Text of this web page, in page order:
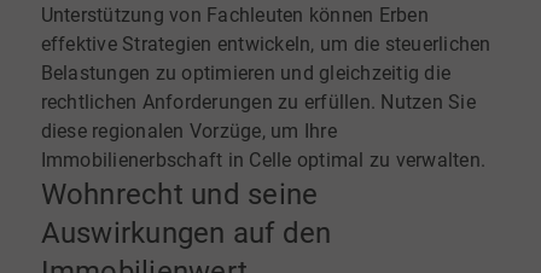
Unterstützung von Fachleuten können Erben
effektive Strategien entwickeln, um die steuerlichen
Belastungen zu optimieren und gleichzeitig die
rechtlichen Anforderungen zu erfüllen. Nutzen Sie
diese regionalen Vorzüge, um Ihre
Immobilienerbschaft in Celle optimal zu verwalten.
Wohnrecht und seine
Auswirkungen auf den